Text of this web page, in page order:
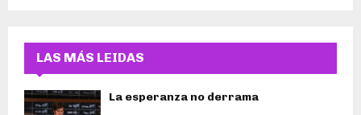
LAS MÁS LEIDAS
La esperanza no derrama